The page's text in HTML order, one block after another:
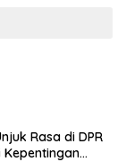
Rasa di DPR
Kepentingan